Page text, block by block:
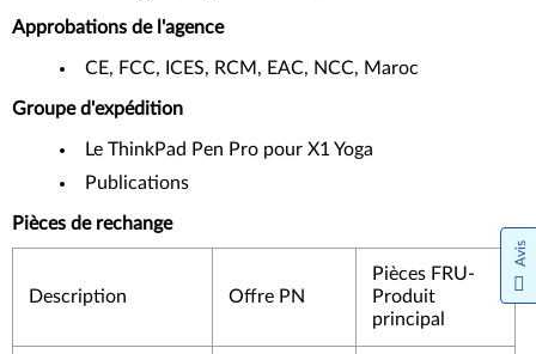
Approbations de l'agence
CE, FCC, ICES, RCM, EAC, NCC, Maroc
Groupe d'expédition
Le ThinkPad Pen Pro pour X1 Yoga
Publications
Pièces de rechange
Description Offre PN
Pièces FRU-
Produit
principal
Avis